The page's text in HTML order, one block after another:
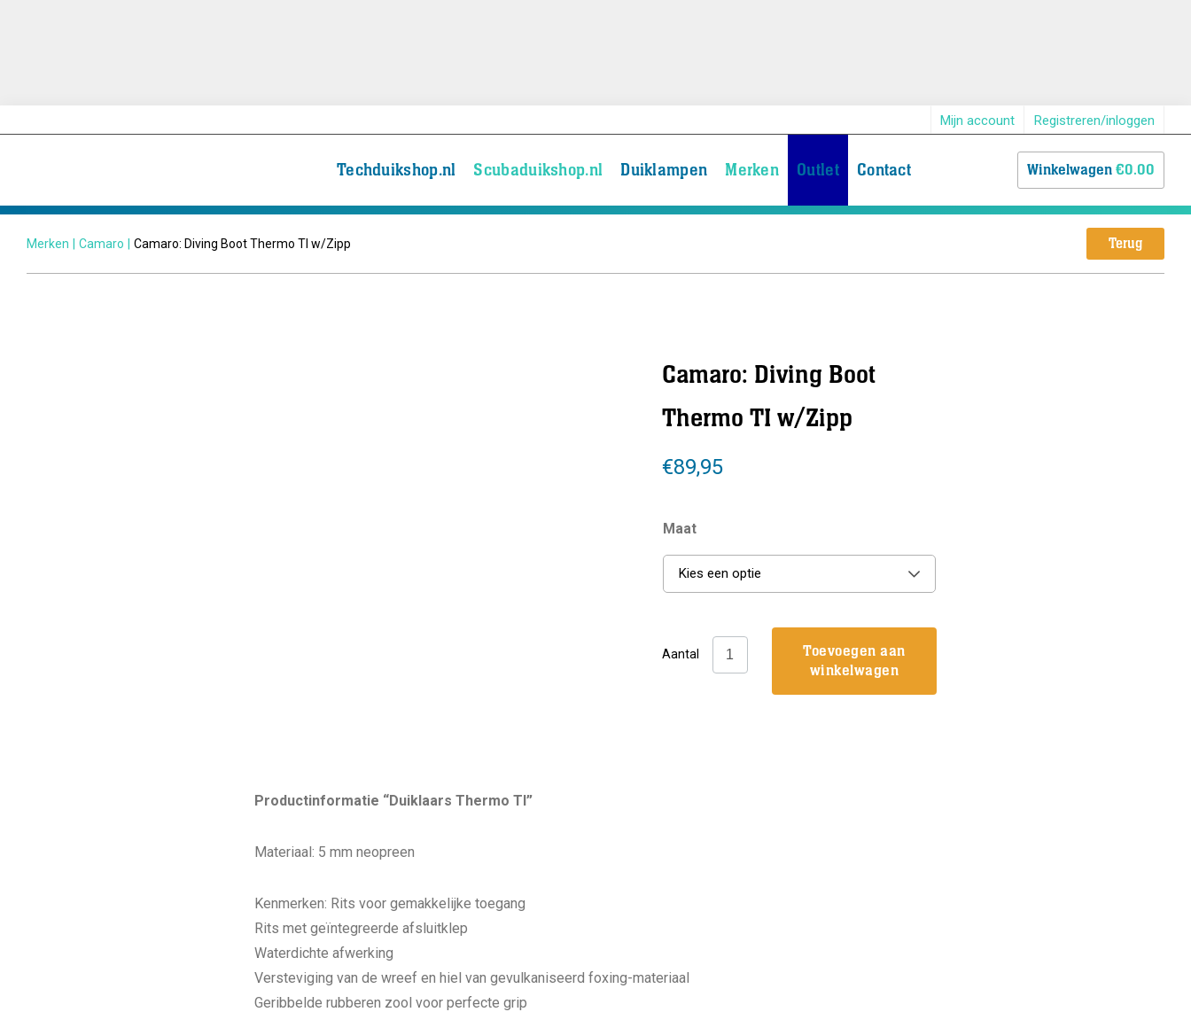
Mijn account Registreren/inloggen
Techduikshop.nl Scubaduikshop.nl Duiklampen Merken Outlet Contact Winkelwagen€0.00
Merken Camaro Camaro: Diving Boot Thermo TI w/Zipp Terug
Camaro: Diving Boot
Thermo TI w/Zipp
€89,95
Maat
Kies een optie
Aantal
Camaro:
Diving
Toevoegen aan
winkelwagen
Productinformatie “Duiklaars Thermo TI”
Materiaal: 5 mm neopreen
Kenmerken: Rits voor gemakkelijke toegang
Rits met geïntegreerde afsluitklep
Waterdichte afwerking
Versteviging van de wreef en hiel van gevulkaniseerd foxing-materiaal
Geribbelde rubberen zool voor perfecte grip